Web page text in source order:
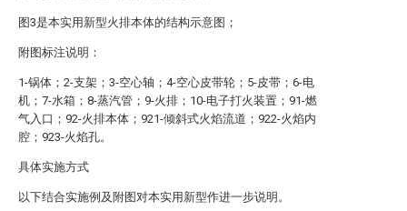
图3是本实用新型火排本体的结构示意图；
附图标注说明：
1-锅体；2-支架；3-空心轴；4-空心皮带轮；5-皮带；6-电
机；7-水箱；8-蒸汽管；9-火排；10-电子打火装置；91-燃
气入口；92-火排本体；921-倾斜式火焰流道；922-火焰内
腔；923-火焰孔。
具体实施方式
以下结合实施例及附图对本实用新型作进一步说明。